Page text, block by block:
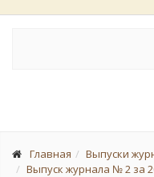
Главная
Выпуски
Выпуск журнала № 2 за